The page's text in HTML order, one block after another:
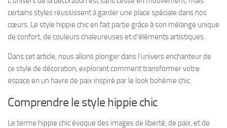
certains styles réussissent à garder une place spéciale dans nos
cœurs. Le style hippie chic en fait partie grâce à son mélange unique
de confort, de couleurs chaleureuses et d’éléments artistiques.
Dans cet article, nous allons plonger dans l’univers enchanteur de
ce style de décoration, explorant comment transformer votre
espace en un havre de paix inspiré par le look bohème chic.
Comprendre le style hippie chic
Le terme hippie chic évoque des images de liberté, de paix, et de